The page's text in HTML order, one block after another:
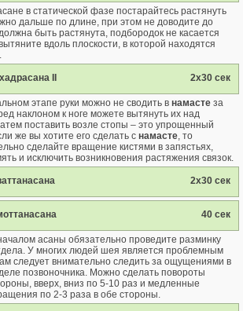
в статической фазе постарайтесь растянуть
дальше по длине, при этом не доводите до
быть растянута, подбородок не касается
вдоль плоскости, в которой находятся
II 2x30 сек
этапе руки можно не сводить в намасте за
наклоном к ноге можете вытянуть их над
поставить возле стопы – это упрощенный
же вы хотите его сделать с намасте, то
сделайте вращение кистями в запястьях,
и исключить возникновения растяжения связок.
2x30 сек
40 сек
асаны обязательно проведите разминку
У многих людей шея является проблемным
следует внимательно следить за ощущениями в
позвоночника. Можно сделать повороты
вверх, вниз по 5-10 раз и медленные
по 2-3 раза в обе стороны.